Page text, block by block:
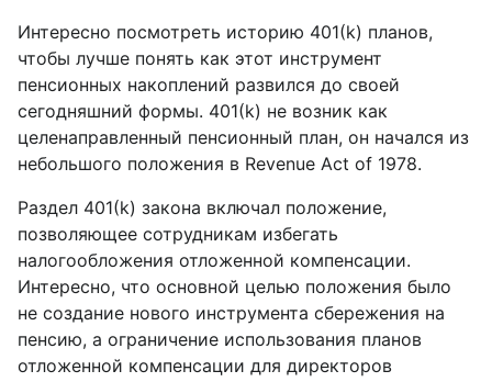
Интересно посмотреть историю 401(k) планов,
чтобы лучше понять как этот инструмент
пенсионных накоплений развился до своей
сегодняшний формы. 401(k) не возник как
целенаправленный пенсионный план, он начался из
небольшого положения в Revenue Act of 1978.
Раздел 401(k) закона включал положение,
позволяющее сотрудникам избегать
налогообложения отложенной компенсации.
Интересно, что основной целью положения было
не создание нового инструмента сбережения на
пенсию, а ограничение использования планов
отложенной компенсации для директоров